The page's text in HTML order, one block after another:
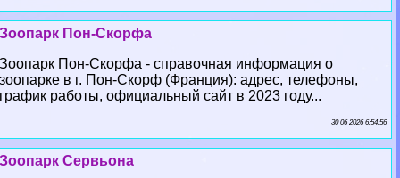
Зоопарк Пон-Скорфа
Зоопарк Пон-Скорфа - справочная информация о
зоопарке в г. Пон-Скорф (Франция): адрес, телефоны,
график работы, официальный сайт в 2023 году...
30 06 2026 6:54:56
Зоопарк Сервьона